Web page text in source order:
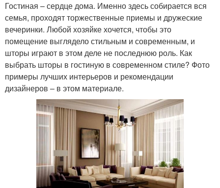
Гостиная – сердце дома. Именно здесь собирается вся
семья, проходят торжественные приемы и дружеские
вечеринки. Любой хозяйке хочется, чтобы это
помещение выглядело стильным и современным, и
шторы играют в этом деле не последнюю роль. Как
выбрать шторы в гостиную в современном стиле? Фото
примеры лучших интерьеров и рекомендации
дизайнеров – в этом материале.